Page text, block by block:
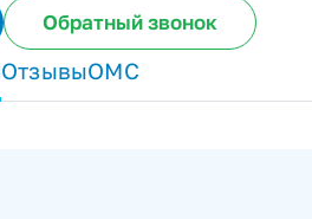
Обратный звонок
ОтзывыОМС